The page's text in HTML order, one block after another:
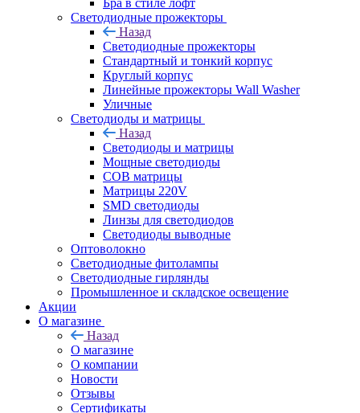
Бра в стиле лофт
Светодиодные прожекторы
Назад
Светодиодные прожекторы
Стандартный и тонкий корпус
Круглый корпус
Линейные прожекторы Wall Washer
Уличные
Светодиоды и матрицы
Назад
Светодиоды и матрицы
Мощные светодиоды
COB матрицы
Матрицы 220V
SMD светодиоды
Линзы для светодиодов
Светодиоды выводные
Оптоволокно
Светодиодные фитолампы
Светодиодные гирлянды
Промышленное и складское освещение
Акции
О магазине
Назад
О магазине
О компании
Новости
Отзывы
Сертификаты